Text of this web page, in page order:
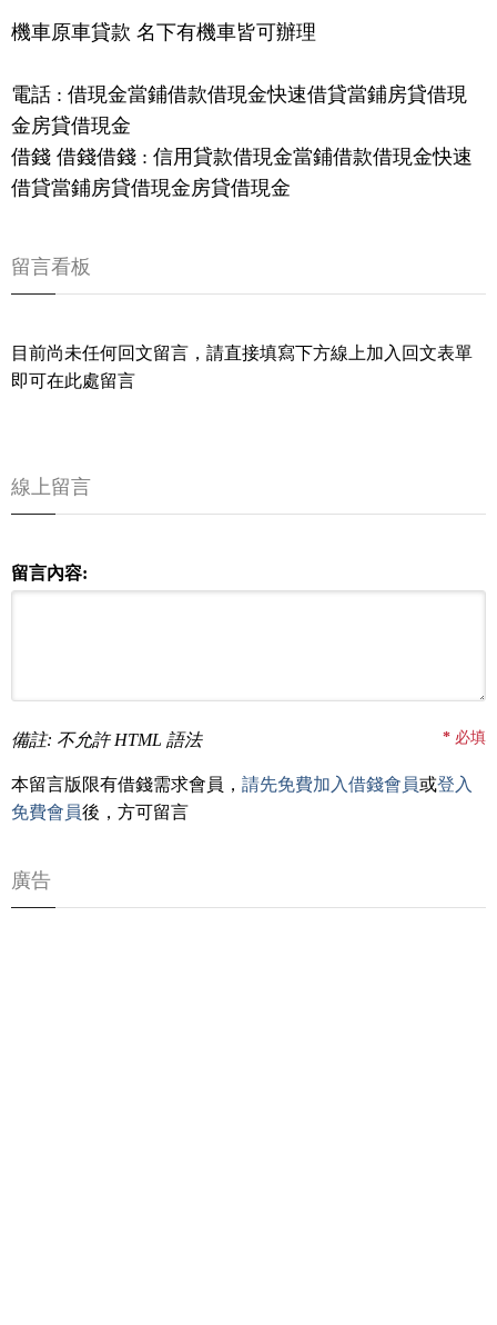
機車原車貸款 名下有機車皆可辦理
電話 : 借現金當鋪借款借現金快速借貸當鋪房貸借現
金房貸借現金
借錢 借錢借錢 : 信用貸款借現金當鋪借款借現金快速
借貸當鋪房貸借現金房貸借現金
留言看板
目前尚未任何回文留言，請直接填寫下方線上加入回文表單
即可在此處留言
線上留言
留言內容:
備註: 不允許 HTML 語法 * 必填
本留言版限有借錢需求會員， 請先免費加入借錢會員或登入
免費會員後，方可留言
廣告